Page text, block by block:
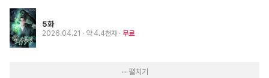
5화
2026.04.21 · 약 4.4천자 무료
··· 펼치기